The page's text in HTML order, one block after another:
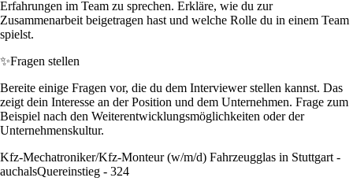
Erfahrungen im Team zu sprechen. Erkläre, wie du zur
Zusammenarbeit beigetragen hast und welche Rolle du in einem Team
spielst.
✨Fragen stellen
Bereite einige Fragen vor, die du dem Interviewer stellen kannst. Das
zeigt dein Interesse an der Position und dem Unternehmen. Frage zum
Beispiel nach den Weiterentwicklungsmöglichkeiten oder der
Unternehmenskultur.
Kfz-Mechatroniker/Kfz-Monteur (w/m/d) Fahrzeugglas in Stuttgart -
auchalsQuereinstieg - 324